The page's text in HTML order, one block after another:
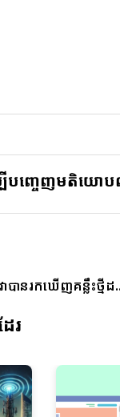
បីបញ្ចេញមតិយោប
ានរកឃើញគន្លឹះថ្មីដ
រ